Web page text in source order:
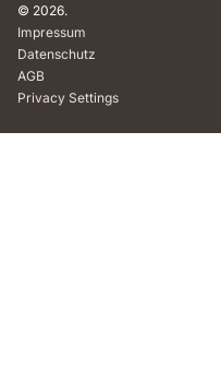
© 2026.
Impressum
Datenschutz
AGB
Privacy Settings